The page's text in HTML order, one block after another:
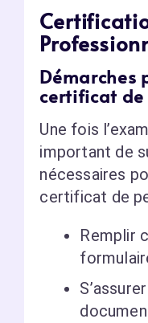
Démarches
certificat de
Une fois
important de
nécessaires
certificat de
Remplir